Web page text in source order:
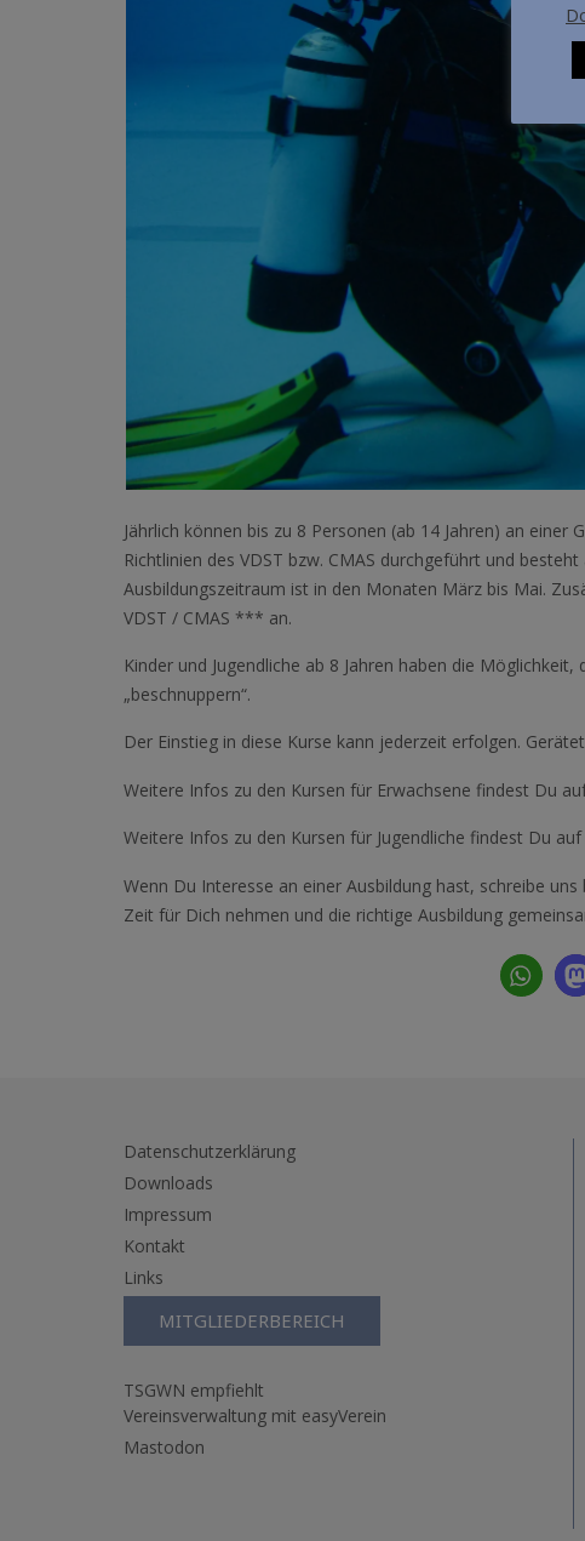
Jährlich können bis zu 8 Personen (ab 14 Jahren) an
Richtlinien des VDST bzw. CMAS durchgeführt und
Ausbildungszeitraum ist in den Monaten März bis Mai.
VDST / CMAS *** an.
Kinder und Jugendliche ab 8 Jahren haben die
„beschnuppern“.
Der Einstieg in diese Kurse kann jederzeit erfolgen.
Weitere Infos zu den Kursen für Erwachsene findest Du
Weitere Infos zu den Kursen für Jugendliche findest Du auf
Wenn Du Interesse an einer Ausbildung hast, schreibe
Zeit für Dich nehmen und die richtige Ausbildung
Datenschutzerklärung
Downloads
Impressum
Kontakt
Links
MITGLIEDERBEREICH
TSGWN empfiehlt
Vereinsverwaltung mit easyVerein
Mastodon